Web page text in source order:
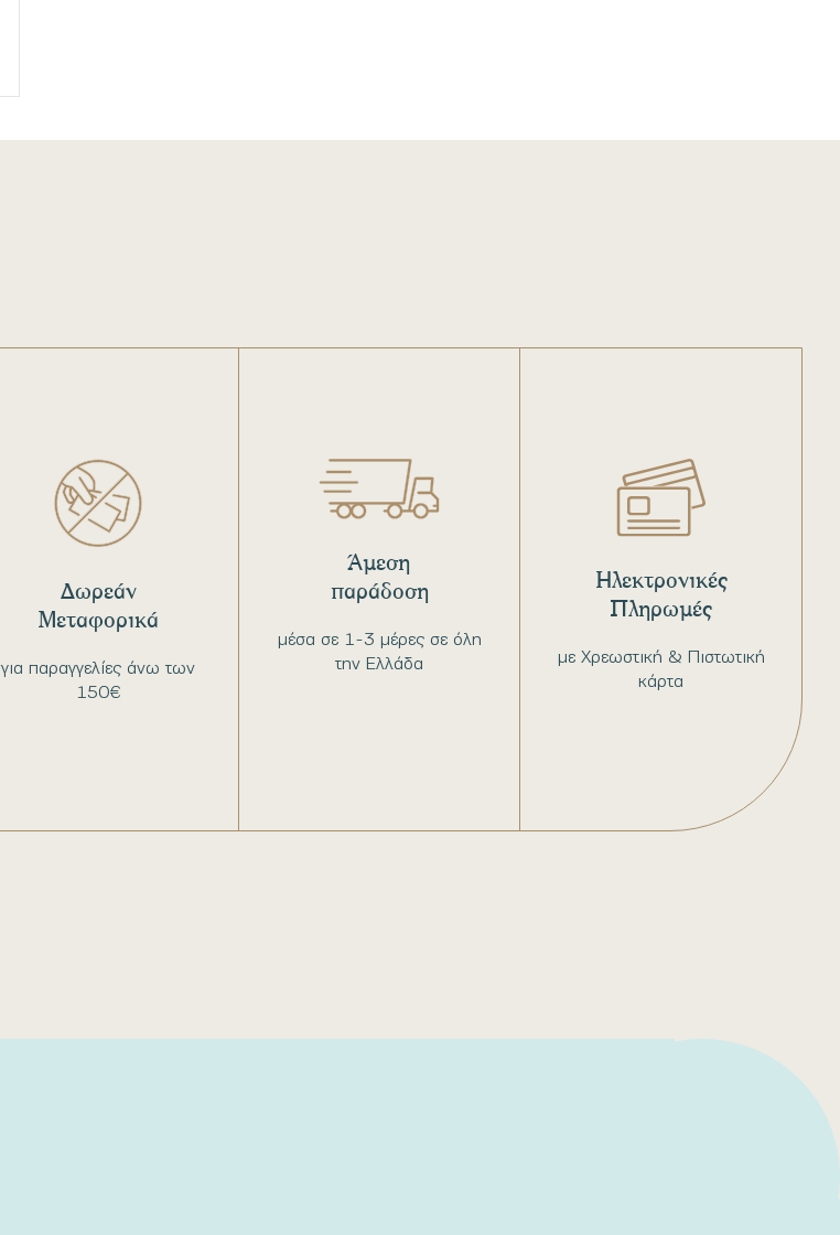
για παραγγελίες άνω των
150€
Δωρεάν
Μεταφορικά
μέσα σε 1-3 μέρες σε όλη
την Ελλάδα
Άμεση
παράδοση
με Χρεωστική & Πιστωτική
κάρτα
Ηλεκτρονικές
Πληρωμές